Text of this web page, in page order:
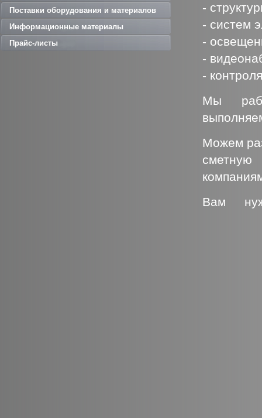
Поставки оборудования и материалов
Информационные материалы
Прайс-листы
-
- систем
-
-
-
Мы
Можем
сметную
Вам